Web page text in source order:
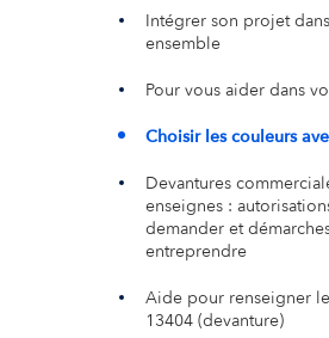
Intégrer son projet
ensemble
Pour vous aider dans
Choisir les couleurs
Devantures
enseignes :
demander et
entreprendre
Aide pour renseigner le
13404 (devanture)